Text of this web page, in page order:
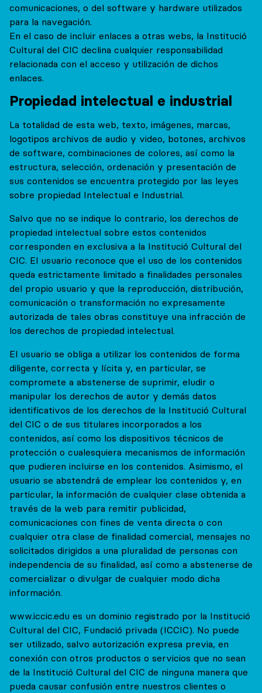
comunicaciones, o del software y hardware utilizados
para la navegación.
En el caso de incluir enlaces a otras webs, la Institució
Cultural del CIC declina cualquier responsabilidad
relacionada con el acceso y utilización de dichos
enlaces.
Propiedad intelectual e industrial
La totalidad de esta web, texto, imágenes, marcas,
logotipos archivos de audio y video, botones, archivos
de software, combinaciones de colores, así como la
estructura, selección, ordenación y presentación de
sus contenidos se encuentra protegido por las leyes
sobre propiedad Intelectual e Industrial.
Salvo que no se indique lo contrario, los derechos de
propiedad intelectual sobre estos contenidos
corresponden en exclusiva a la Institució Cultural del
CIC. El usuario reconoce que el uso de los contenidos
queda estrictamente limitado a finalidades personales
del propio usuario y que la reproducción, distribución,
comunicación o transformación no expresamente
autorizada de tales obras constituye una infracción de
los derechos de propiedad intelectual.
El usuario se obliga a utilizar los contenidos de forma
diligente, correcta y lícita y, en particular, se
compromete a abstenerse de suprimir, eludir o
manipular los derechos de autor y demás datos
identificativos de los derechos de la Institució Cultural
del CIC o de sus titulares incorporados a los
contenidos, así como los dispositivos técnicos de
protección o cualesquiera mecanismos de información
que pudieren incluirse en los contenidos. Asimismo, el
usuario se abstendrá de emplear los contenidos y, en
particular, la información de cualquier clase obtenida a
través de la web para remitir publicidad,
comunicaciones con fines de venta directa o con
cualquier otra clase de finalidad comercial, mensajes no
solicitados dirigidos a una pluralidad de personas con
independencia de su finalidad, así como a abstenerse de
comercializar o divulgar de cualquier modo dicha
información.
www.iccic.edu es un dominio registrado por la Institució
Cultural del CIC, Fundació privada (ICCIC). No puede
ser utilizado, salvo autorización expresa previa, en
conexión con otros productos o servicios que no sean
de la Institució Cultural del CIC de ninguna manera que
pueda causar confusión entre nuestros clientes o